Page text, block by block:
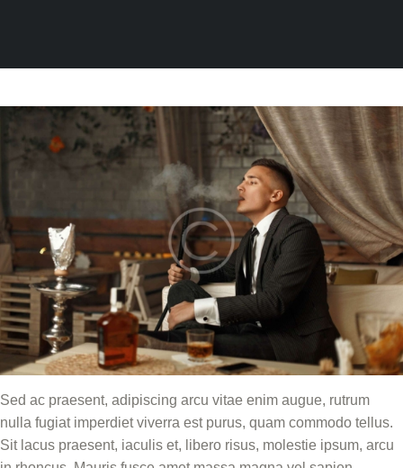
Sed ac praesent, adipiscing arcu vitae enim augue, rutrum
nulla fugiat imperdiet viverra est purus, quam commodo tellus.
Sit lacus praesent, iaculis et, libero risus, molestie ipsum, arcu